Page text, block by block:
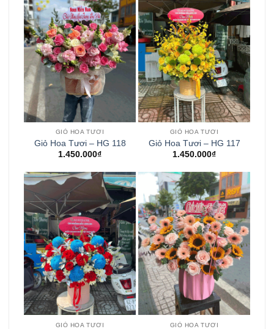
GIỎ HOA TƯƠI
Giỏ Hoa Tươi – HG 118
1.450.000₫
GIỎ HOA TƯƠI
Giỏ Hoa Tươi – HG 117
1.450.000₫
GIỎ HOA TƯƠI GIỎ HOA TƯƠI